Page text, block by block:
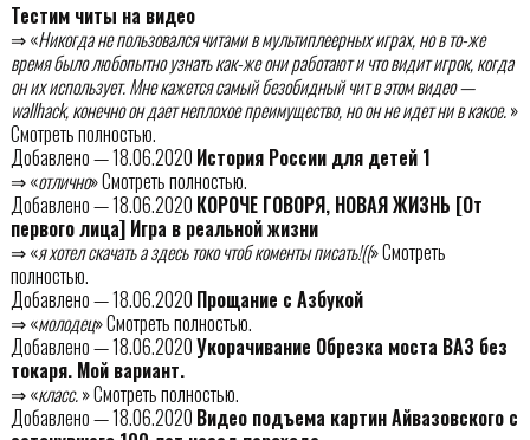
Тестим читы на видео
⇒ «Никогда не пользовался читами в мультиплеерных играх, но в то-же
время было любопытно узнать как-же они работают и что видит игрок, когда
он их использует. Мне кажется самый безобидный чит в этом видео —
wallhack, конечно он дает неплохое преимущество, но он не идет ни в какое.»
Смотреть полностью.
Добавлено — 18.06.2020 История России для детей 1
⇒ «отлично» Смотреть полностью.
Добавлено — 18.06.2020 КОРОЧЕ ГОВОРЯ, НОВАЯ ЖИЗНЬ [От
первого лица] Игра в реальной жизни
⇒ «я хотел скачать а здесь токо чтоб коменты писать!((» Смотреть
полностью.
Добавлено — 18.06.2020 Прощание с Азбукой
⇒ «молодец» Смотреть полностью.
Добавлено — 18.06.2020Укорачивание Обрезка моста ВАЗ без
токаря. Мой вариант.
⇒ «класс.» Смотреть полностью.
Добавлено — 18.06.2020 Видео подъема картин Айвазовского с